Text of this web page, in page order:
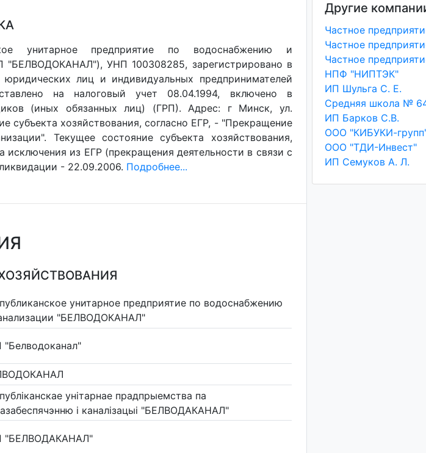
унитарное предприятие по водоснабжению и
УНП 100308285, зарегистрировано в
лиц и индивидуальных предпринимателей
на налоговый учет 08.04.1994, включено в
(иных обязанных лиц) (ГРП). Адрес: г Минск, ул.
субъекта хозяйствования, согласно ЕГР, - "Прекращение
Текущее состояние субъекта хозяйствования,
исключения из ЕГР (прекращения деятельности в связи с
- 22.09.2006. Подробнее...
унитарное предприятие по водоснабжению
"БЕЛВОДОКАНАЛ"
"Белводоканал"
унiтарнае прадпрыемства па
i каналiзацыi "БЕЛВОДАКАНАЛ"
"БЕЛВОДАКАНАЛ"
Другие
НПФ "НИПТЭК"
ИП Шульга С. Е.
ИП Барков С.В.
ООО "КИБУКИ-
ООО "ТДИ-Инвест"
ИП Семуков А. Л.